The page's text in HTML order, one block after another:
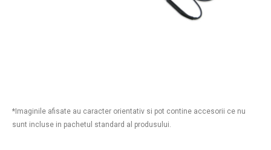
*Imaginile afisate au caracter orientativ si pot contine accesorii ce nu
sunt incluse in pachetul standard al produsului.